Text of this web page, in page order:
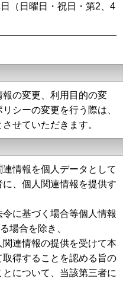
日曜日・祝日・第2、4
の変更、利用目的の変
シーの変更を行う際は、
せていただきます。
情報を個人データとして
、個人関連情報を提供す
に基づく場合等個人情報
場合を除き、
連情報の提供を受けて本
得することを認める旨の
について、当該第三者に